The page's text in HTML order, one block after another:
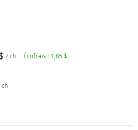
/ ch Écofrais : 1,85 $
ch